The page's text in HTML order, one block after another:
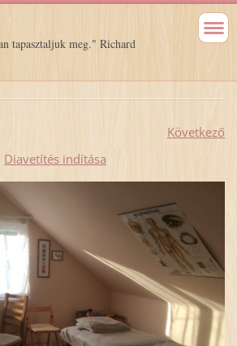
tapasztaljuk meg." Richard
Következő
Diavetítés indítása